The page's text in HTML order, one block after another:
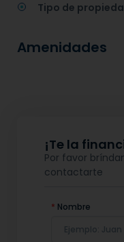
Tipo de
Amenidades
¡Te la
Por favor
contactarte
* Nombre